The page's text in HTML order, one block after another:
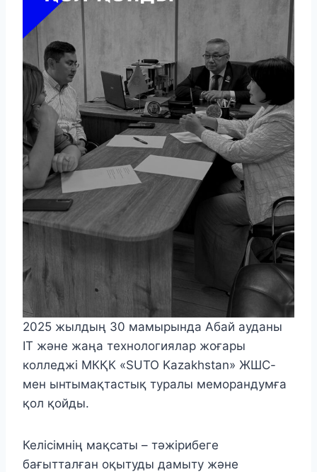
2025 жылдың 30 мамырында Абай ауданы
IT және жаңа технологиялар жоғары
колледжі МКҚК «SUTO Kazakhstan» ЖШС-
мен ынтымақтастық туралы меморандумға
қол қойды.
Келісімнің мақсаты – тәжірибеге
бағытталған оқытуды дамыту және